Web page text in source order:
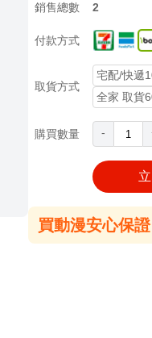
銷售總數 2
付款方式
取貨方式
宅配/快遞
全家 取貨
購買數量 -
買動漫安心保證